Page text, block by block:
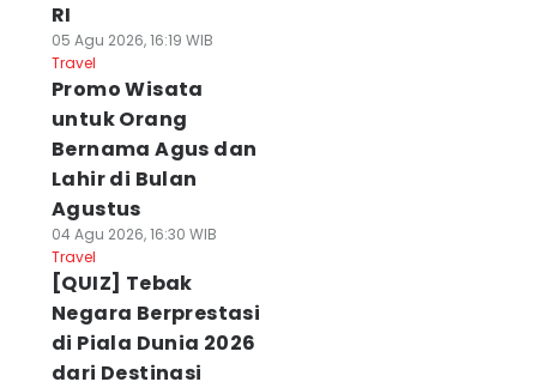
RI
05 Agu 2026, 16:19 WIB
Travel
Promo Wisata
untuk Orang
Bernama Agus dan
Lahir di Bulan
Agustus
04 Agu 2026, 16:30 WIB
Travel
[QUIZ] Tebak
Negara Berprestasi
di Piala Dunia 2026
dari Destinasi